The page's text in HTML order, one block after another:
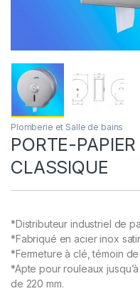
Plomberie et Salle de bains
PORTE-
CLASSIQUE
*Distributeur industriel de
*Fabriqué en acier inox
*Fermeture à clé, témoin
*Apte pour rouleaux
de 220 mm.